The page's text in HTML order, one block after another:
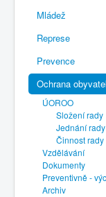
Mládež
Represe
Prevence
Ochrana
ÚOROO
Složení rady
Jednání rady
Činnost rady
Vzdělávání
Dokumenty
Preventivně -
Archiv